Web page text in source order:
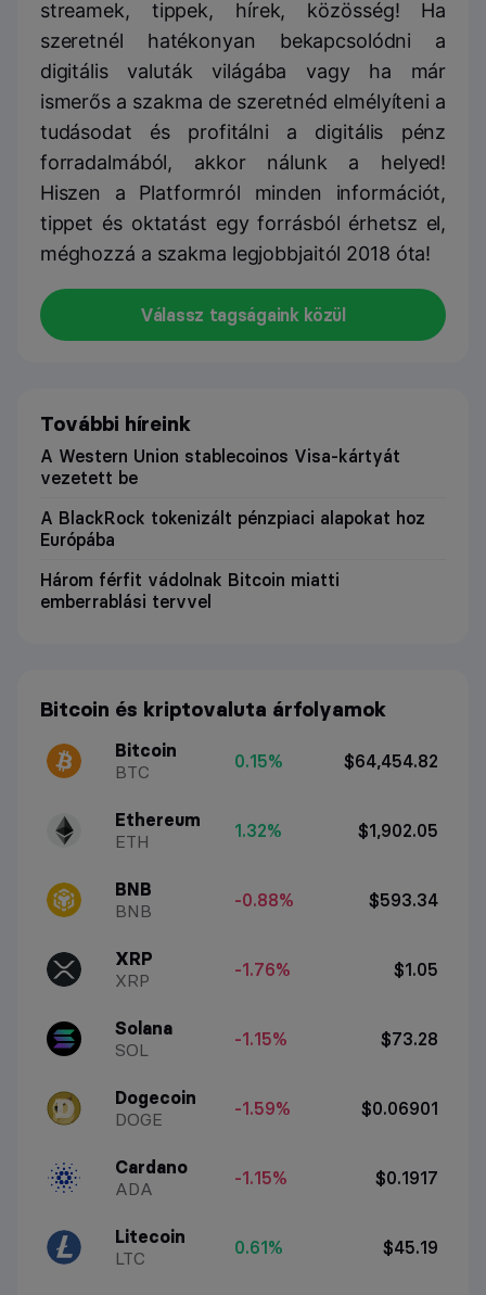
streamek, tippek, hírek, közösség! Ha
szeretnél hatékonyan bekapcsolódni a
digitális valuták világába vagy ha már
ismerős a szakma de szeretnéd elmélyíteni a
tudásodat és profitálni a digitális pénz
forradalmából, akkor nálunk a helyed!
Hiszen a Platformról minden információt,
tippet és oktatást egy forrásból érhetsz el,
méghozzá a szakma legjobbjaitól 2018 óta!
Válassz tagságaink közül
További híreink
A Western Union stablecoinos Visa-kártyát
vezetett be
A BlackRock tokenizált pénzpiaci alapokat hoz
Európába
Három férfit vádolnak Bitcoin miatti
emberrablási tervvel
Bitcoin és kriptovaluta árfolyamok
Bitcoin
BTC
0.15% $64,454.82
Ethereum
ETH
1.32% $1,902.05
BNB
BNB
-0.88% $593.34
XRP
XRP
-1.76% $1.05
Solana
SOL
-1.15% $73.28
Dogecoin
DOGE
-1.59% $0.06901
Cardano
ADA
-1.15% $0.1917
Litecoin
LTC
0.61% $45.19